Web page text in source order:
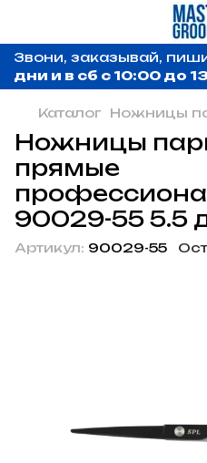
Звони, заказывай,
дни и в сб с 10:00 до
Каталог Ножницы
Ножницы
прямые
90029-55 5.5
Артикул: 90029-55